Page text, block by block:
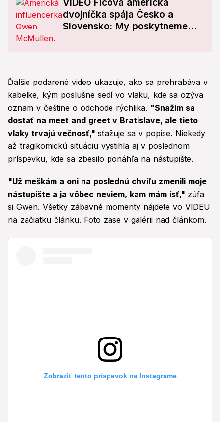
VIDEO Ficova americká
dvojníčka spája Česko a
Slovensko: My poskytneme
Ďalšie podarené video ukazuje, ako sa prehrabáva v
kabelke, kým poslušne sedí vo vlaku, kde sa ozýva
oznam v češtine o odchode rýchlika. "Snažím sa
dostať na meet and greet v Bratislave, ale tieto
vlaky trvajú večnosť," sťažuje sa v popise. Niekedy
až tragikomickú situáciu vystihla aj v poslednom
príspevku, kde sa zbesilo ponáhľa na nástupište.
"Už meškám a oni na poslednú chvíľu zmenili moje
nástupište a ja vôbec neviem, kam mám ísť," zúfa
si Gwen. Všetky zábavné momenty nájdete vo VIDEU
na začiatku článku. Foto zase v galérii nad článkom.